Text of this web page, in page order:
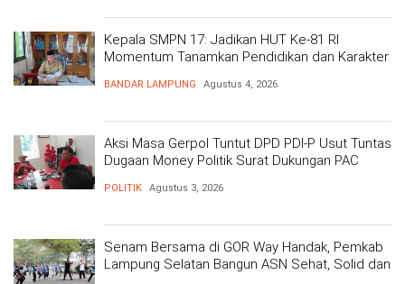
Kepala SMPN 17: Jadikan HUT Ke-81 RI
Momentum Tanamkan Pendidikan dan Karakter
BANDAR LAMPUNG Agustus 4, 2026
Aksi Masa Gerpol Tuntut DPD PDI-P Usut Tuntas
Dugaan Money Politik Surat Dukungan PAC
POLITIK Agustus 3, 2026
Senam Bersama di GOR Way Handak, Pemkab
Lampung Selatan Bangun ASN Sehat, Solid dan